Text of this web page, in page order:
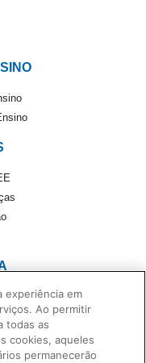
experiência em
Ao permitir
todas as
cookies, aqueles
permanecerão